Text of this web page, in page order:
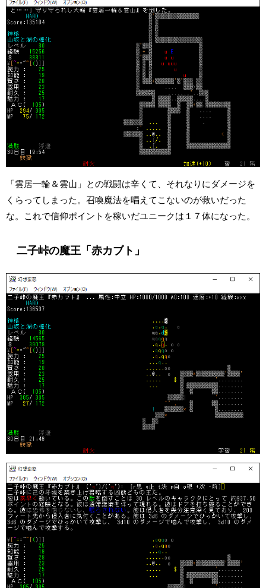
「雲居一輪＆雲山」との戦闘は辛くて、それなりにダメージを
くらってしまった。召喚魔法を唱えてこないのが救いだった
な。これで信仰ポイントを稼いだユニークは１７体になった。
二子峠の魔王「赤カブト」